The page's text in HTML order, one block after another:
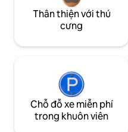
Thân thiện với thú
cưng
Chỗ đỗ xe miễn phí
trong khuôn viên